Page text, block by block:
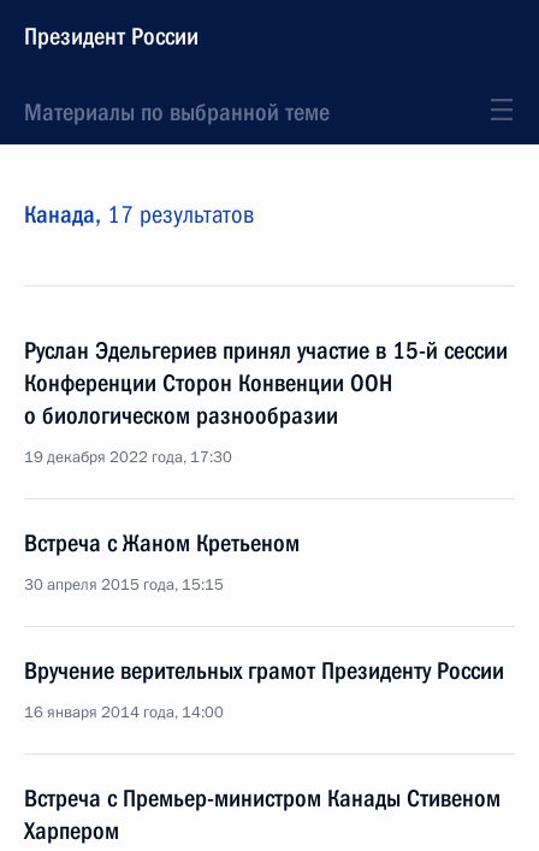
Президент России
Материалы по выбранной теме
Канада, 17 результатов
Руслан Эдельгериев принял участие в 15-й сессии
Конференции Сторон Конвенции ООН
о биологическом разнообразии
19 декабря 2022 года, 17:30
Встреча с Жаном Кретьеном
30 апреля 2015 года, 15:15
Вручение верительных грамот Президенту России
16 января 2014 года, 14:00
Встреча с Премьер-министром Канады Стивеном
Харпером